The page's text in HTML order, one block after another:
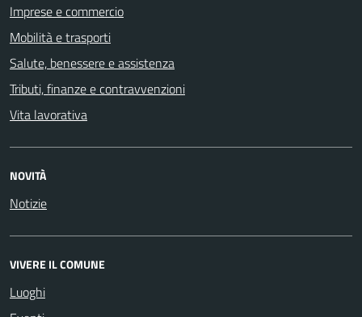
Imprese e commercio
Mobilità e trasporti
Salute, benessere e assistenza
Tributi, finanze e contravvenzioni
Vita lavorativa
NOVITÀ
Notizie
VIVERE IL COMUNE
Luoghi